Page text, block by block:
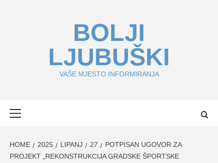
BOLJI
LJUBUŠKI
VAŠE MJESTO INFORMIRANJA
HOME 2025 LIPANJ 27
POTPISAN UGOVOR ZA
PROJEKT „REKONSTRUKCIJA GRADSKE ŠPORTSKE